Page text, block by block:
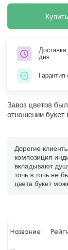
Купить
Доставка
дня
Завоз цветов
отношении букет
Дорогие
композиция
вкладывают
точь в точь не
цвета букет
Название